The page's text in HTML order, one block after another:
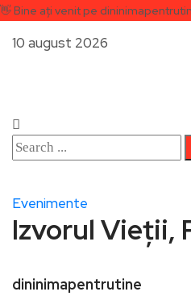
👋Bine ați venit pe
10 august 2026
Evenimente
Izvorul Vieții,
dininimapentrutine